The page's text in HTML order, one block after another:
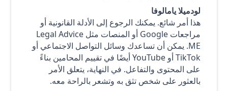
لودميلا يامالوفا
هذا أمر شائع. يمكنك الرجوع إلى الأدلة القانونية أو
مراجعات Google أو المنصات مثل Legal Advice
ME. يمكن أن تساعدك وسائل التواصل الاجتماعي أو
TikTok أو YouTube أيضًا في تقييم المحامين بناءً
على المحتوى والتفاعل. في النهاية، يتعلق الأمر
بالعثور على شخص تثق به وتشعر بالراحة معه.